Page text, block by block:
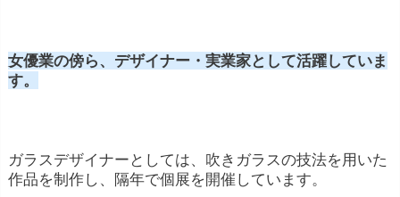
女優業の傍ら、デザイナー・実業家として活躍していま
す。
ガラスデザイナーとしては、吹きガラスの技法を用いた
作品を制作し、隔年で個展を開催しています。